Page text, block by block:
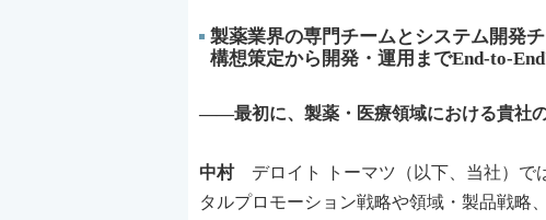
製薬業界の専門チームとシステム開発
構想策定から開発・運用までEnd-to-
――最初に、製薬・医療領域における貴社
中村デロイト トーマツ（以下、当社）で
タルプロモーション戦略や領域・製品戦略